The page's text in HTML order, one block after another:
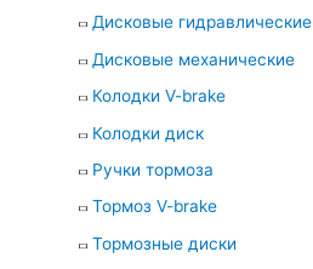
Дисковые гидравлические
Дисковые механические
Колодки V-brake
Колодки диск
Ручки тормоза
Тормоз V-brake
Тормозные диски